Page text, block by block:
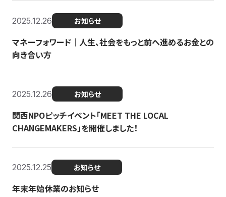
2025.12.26 お知らせ
マネーフォワード｜人生、社会をもっと前へ進めるお金との
向き合い方
2025.12.26 お知らせ
関西NPOピッチイベント「MEET THE LOCAL
CHANGEMAKERS」を開催しました！
2025.12.25 お知らせ
年末年始休業のお知らせ